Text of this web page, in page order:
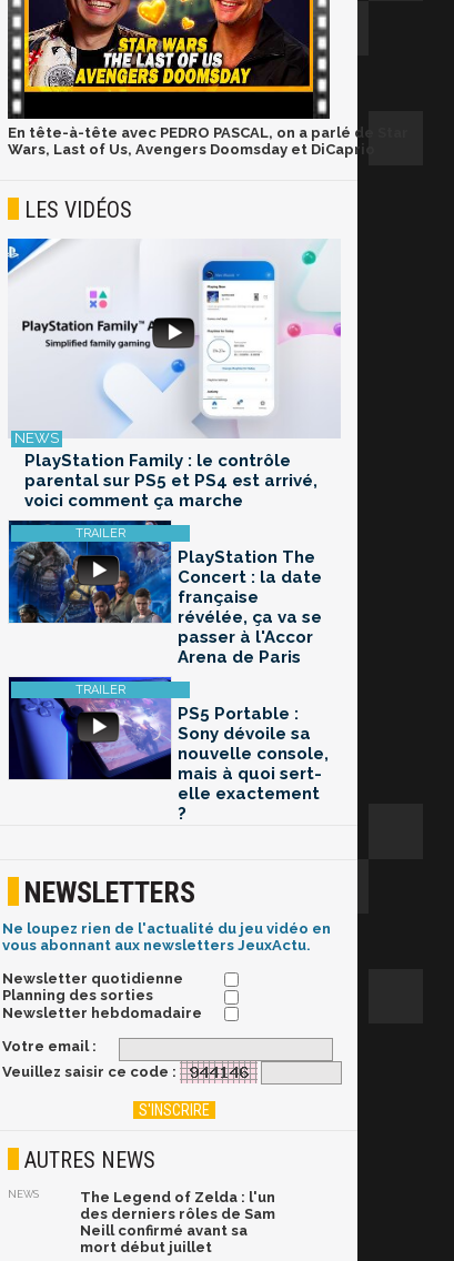
En tête-à-tête avec PEDRO PASCAL, on a parlé de Star
Wars, Last of Us, Avengers Doomsday et DiCaprio
LES VIDÉOS
PlayStation Family : le contrôle
parental sur PS5 et PS4 est arrivé,
voici comment ça marche
PlayStation The
Concert : la date
française
révélée, ça va se
passer à l'Accor
Arena de Paris
PS5 Portable :
Sony dévoile sa
nouvelle console,
mais à quoi sert-
elle exactement
?
NEWSLETTERS
Ne loupez rien de l'actualité du jeu vidéo en
vous abonnant aux newsletters JeuxActu.
Newsletter quotidienne
Planning des sorties
Newsletter hebdomadaire
Votre email :
Veuillez saisir ce code :
AUTRES NEWS
NEWS
The Legend of Zelda : l'un
des derniers rôles de Sam
Neill confirmé avant sa
mort début juillet